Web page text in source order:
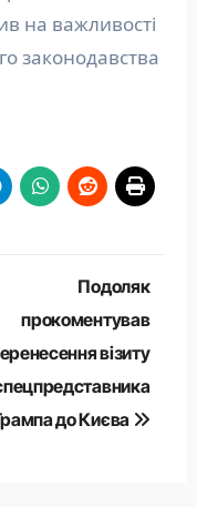
на важливості
законодавства
Подоляк
прокоментував
візиту
до Києва